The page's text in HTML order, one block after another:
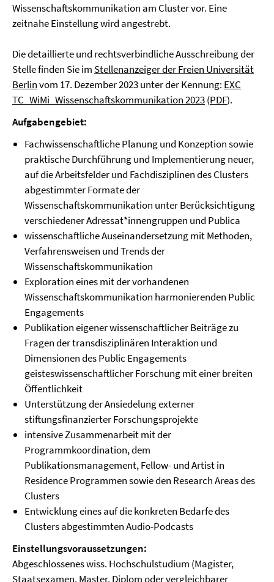
Wissenschaftskommunikation am Cluster vor. Eine
zeitnahe Einstellung wird angestrebt.
Die detaillierte und rechtsverbindliche Ausschreibung der
Stelle finden Sie im Stellenanzeiger der Freien Universität
Berlinvom 17. Dezember 2023 unter der Kennung: EXC
TC_WiMi_Wissenschaftskommunikation 2023(PDF).
Aufgabengebiet:
Fachwissenschaftliche Planung und Konzeption sowie
praktische Durchführung und Implementierung neuer,
auf die Arbeitsfelder und Fachdisziplinen des Clusters
abgestimmter Formate der
Wissenschaftskommunikation unter Berücksichtigung
verschiedener Adressat*innengruppen und Publica
wissenschaftliche Auseinandersetzung mit Methoden,
Verfahrensweisen und Trends der
Wissenschaftskommunikation
Exploration eines mit der vorhandenen
Wissenschaftskommunikation harmonierenden Public
Engagements
Publikation eigener wissenschaftlicher Beiträge zu
Fragen der transdisziplinären Interaktion und
Dimensionen des Public Engagements
geisteswissenschaftlicher Forschung mit einer breiten
Öffentlichkeit
Unterstützung der Ansiedelung externer
stiftungsfinanzierter Forschungsprojekte
intensive Zusammenarbeit mit der
Programmkoordination, dem
Publikationsmanagement, Fellow- und Artist in
Residence Programmen sowie den Research Areas des
Clusters
Entwicklung eines auf die konkreten Bedarfe des
Clusters abgestimmten Audio-Podcasts
Einstellungsvoraussetzungen:
Abgeschlossenes wiss. Hochschulstudium (Magister,
Staatsexamen, Master, Diplom oder vergleichbarer